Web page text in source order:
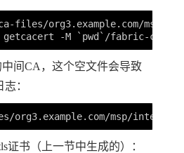
files/org3.example.com/msp
间CA，这个空文件会导致
：
证书（上一节中生成的）：